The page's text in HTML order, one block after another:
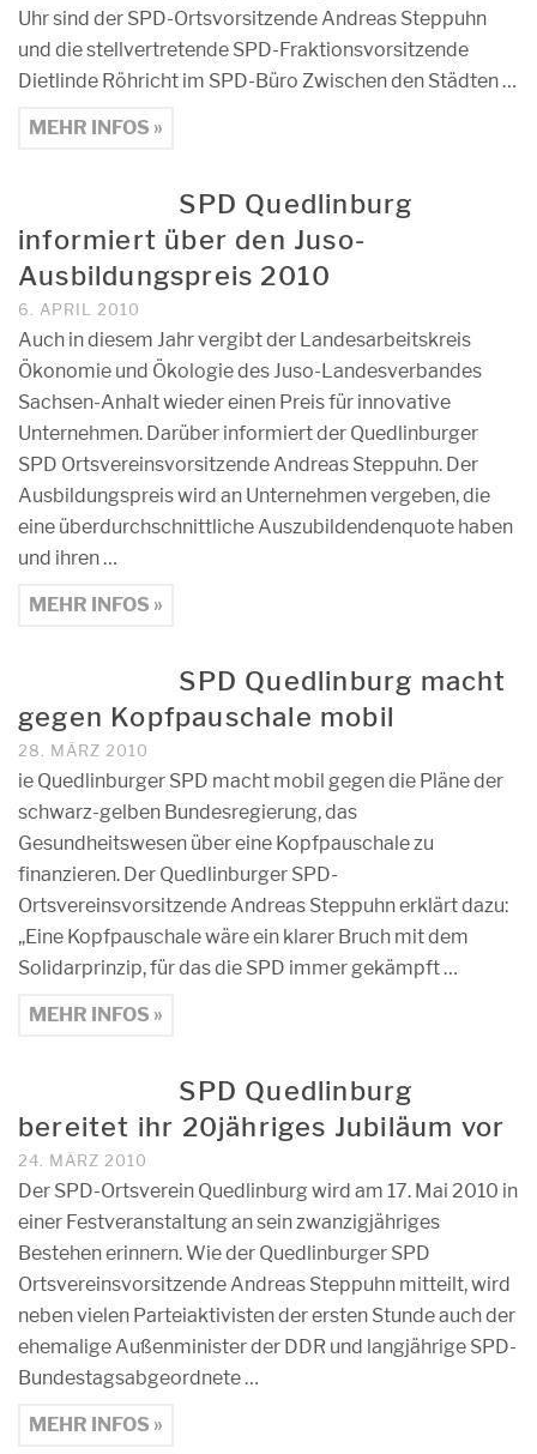
Uhr sind der SPD-Ortsvorsitzende Andreas Steppuhn
und die stellvertretende SPD-Fraktionsvorsitzende
Dietlinde Röhricht im SPD-Büro Zwischen den Städten …
MEHR INFOS »
SPD Quedlinburg
informiert über den Juso-
Ausbildungspreis 2010
6. APRIL 2010
Auch in diesem Jahr vergibt der Landesarbeitskreis
Ökonomie und Ökologie des Juso-Landesverbandes
Sachsen-Anhalt wieder einen Preis für innovative
Unternehmen. Darüber informiert der Quedlinburger
SPD Ortsvereinsvorsitzende Andreas Steppuhn. Der
Ausbildungspreis wird an Unternehmen vergeben, die
eine überdurchschnittliche Auszubildendenquote haben
und ihren …
MEHR INFOS »
SPD Quedlinburg macht
gegen Kopfpauschale mobil
28. MÄRZ 2010
ie Quedlinburger SPD macht mobil gegen die Pläne der
schwarz-gelben Bundesregierung, das
Gesundheitswesen über eine Kopfpauschale zu
finanzieren. Der Quedlinburger SPD-
Ortsvereinsvorsitzende Andreas Steppuhn erklärt dazu:
„Eine Kopfpauschale wäre ein klarer Bruch mit dem
Solidarprinzip, für das die SPD immer gekämpft …
MEHR INFOS »
SPD Quedlinburg
bereitet ihr 20jähriges Jubiläum vor
24. MÄRZ 2010
Der SPD-Ortsverein Quedlinburg wird am 17. Mai 2010 in
einer Festveranstaltung an sein zwanzigjähriges
Bestehen erinnern. Wie der Quedlinburger SPD
Ortsvereinsvorsitzende Andreas Steppuhn mitteilt, wird
neben vielen Parteiaktivisten der ersten Stunde auch der
ehemalige Außenminister der DDR und langjährige SPD-
Bundestagsabgeordnete …
MEHR INFOS »